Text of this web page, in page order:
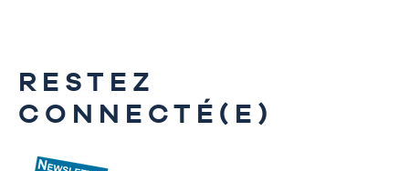
RESTEZ
CONNECTÉ(E)